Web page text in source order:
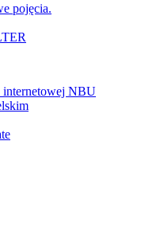
pojęcia.
internetowej NBU